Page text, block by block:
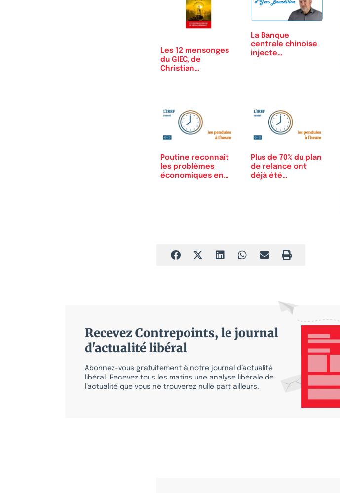
Les 12 mensonges
du GIEC, de
Christian
La Banque
centrale chinoise
injecte
Poutine reconnaît
les problèmes
économiques en
Plus de 70% du plan
de relance ont
déjà été…
Recevez Contrepoints, le journal
d'actualité libéral
Abonnez-vous gratuitement à notre journal d’actualité
libéral. Recevez tous les matins une analyse libérale de
l’actualité que vous ne trouverez nulle part ailleurs.